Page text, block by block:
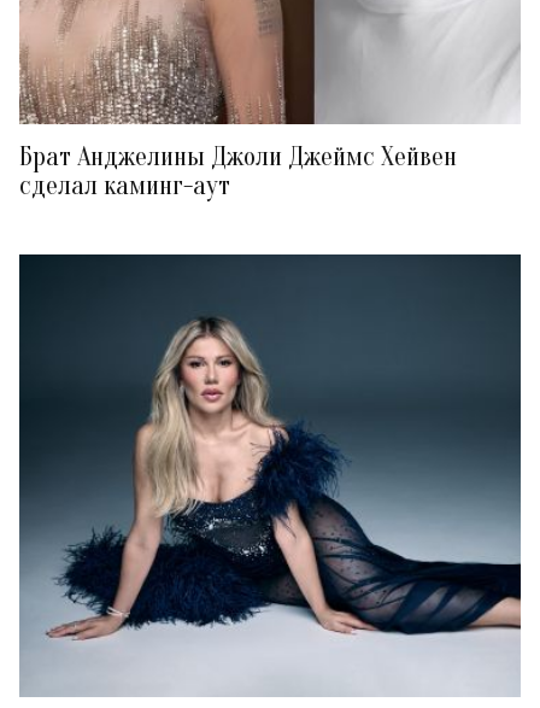
Брат Анджелины Джоли Джеймс Хейвен
сделал каминг-аут